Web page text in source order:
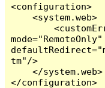
<configuration>
    <system.web>
        <customErrors
mode="RemoteOnly"
tm"/>
    </system.web>
</configuration>